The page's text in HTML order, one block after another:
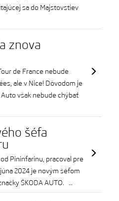
sa do Majstovstiev
znova
de France nebude
ale v Nice! Dôvodom je
Auto však nebude chýbať
šéfa
Pininfarinu, pracoval pre
2024 je novým šéfom
ŠKODA AUTO. …